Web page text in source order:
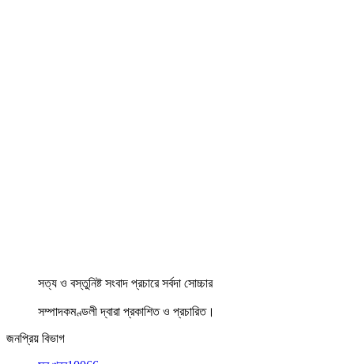
সত্য ও বস্তুনিষ্ট সংবাদ প্রচারে সর্বদা সোচ্চার
সম্পাদকমণ্ডলী দ্বারা প্রকাশিত ও প্রচারিত।
জনপ্রিয় বিভাগ